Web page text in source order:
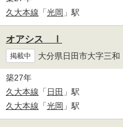
久大本線 「光岡 」駅
オアシス Ⅰ
掲載中 大分県日田市大字三和
築27年
久大本線 「 日田 」駅
久大本線 「光岡 」駅